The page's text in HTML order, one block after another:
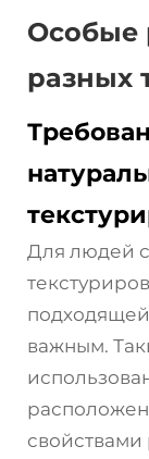
Особые
разных
Для людей
подходящей
важным.
свойствами